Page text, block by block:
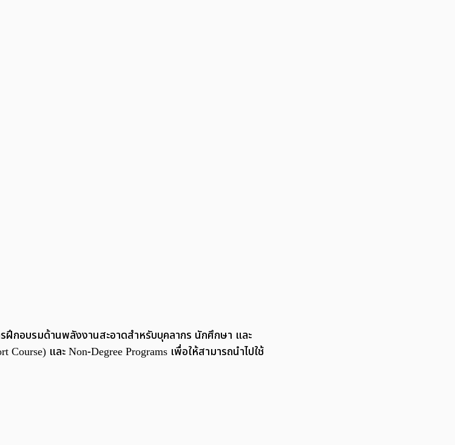
กอบรมด้านพลังงานสะอาดสำหรับบุคลากร นักศึกษา และ
และ Non-Degree Programs เพื่อให้สามารถนำไปใช้